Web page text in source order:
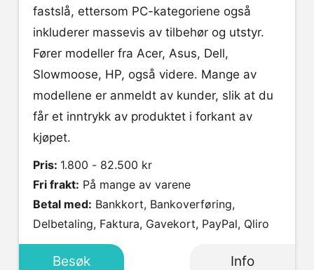
fastslå, ettersom PC-kategoriene også
inkluderer massevis av tilbehør og utstyr.
Fører modeller fra Acer, Asus, Dell,
Slowmoose, HP, også videre. Mange av
modellene er anmeldt av kunder, slik at du
får et inntrykk av produktet i forkant av
kjøpet.
Pris: 1.800 - 82.500 kr
Fri frakt: På mange av varene
Betal med:
Delbetaling, Faktura, Gavekort, PayPal, Qliro
Besøk Info